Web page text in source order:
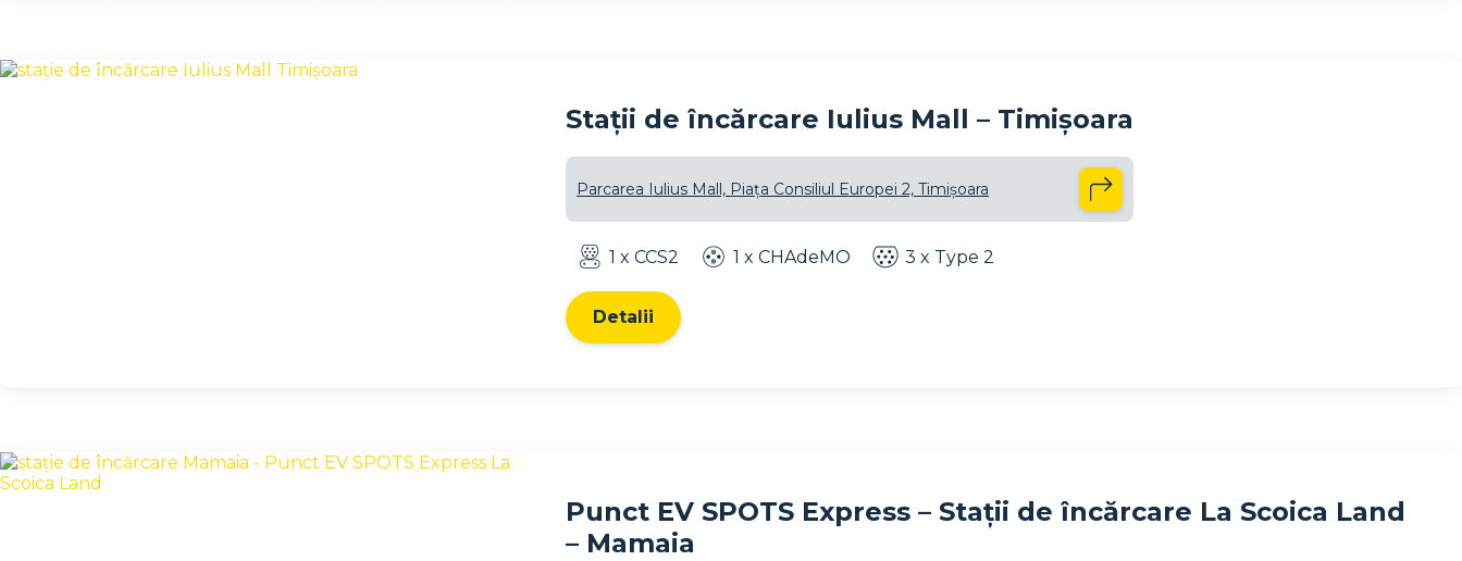
Stații de încărcare Iulius Mall – Timișoara
Parcarea Iulius Mall, Piața Consiliul Europei 2, Timișoara
1 x CCS2 1 x CHAdeMO 3 x Type 2
Detalii
Punct EV SPOTS Express – Stații de încărcare La Scoica Land
– Mamaia